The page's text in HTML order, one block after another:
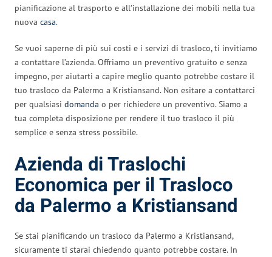
pianificazione al trasporto e all’installazione dei mobili nella tua
nuova casa.
Se vuoi saperne di più sui costi e i servizi di trasloco, ti invitiamo
a contattare l’azienda. Offriamo un preventivo gratuito e senza
impegno, per aiutarti a capire meglio quanto potrebbe costare il
tuo trasloco da Palermo a Kristiansand. Non esitare a contattarci
per qualsiasi domanda o per richiedere un preventivo. Siamo a
tua completa disposizione per rendere il tuo trasloco il più
semplice e senza stress possibile.
Azienda di Traslochi
Economica per il Trasloco
da Palermo a Kristiansand
Se stai pianificando un trasloco da Palermo a Kristiansand,
sicuramente ti starai chiedendo quanto potrebbe costare. In